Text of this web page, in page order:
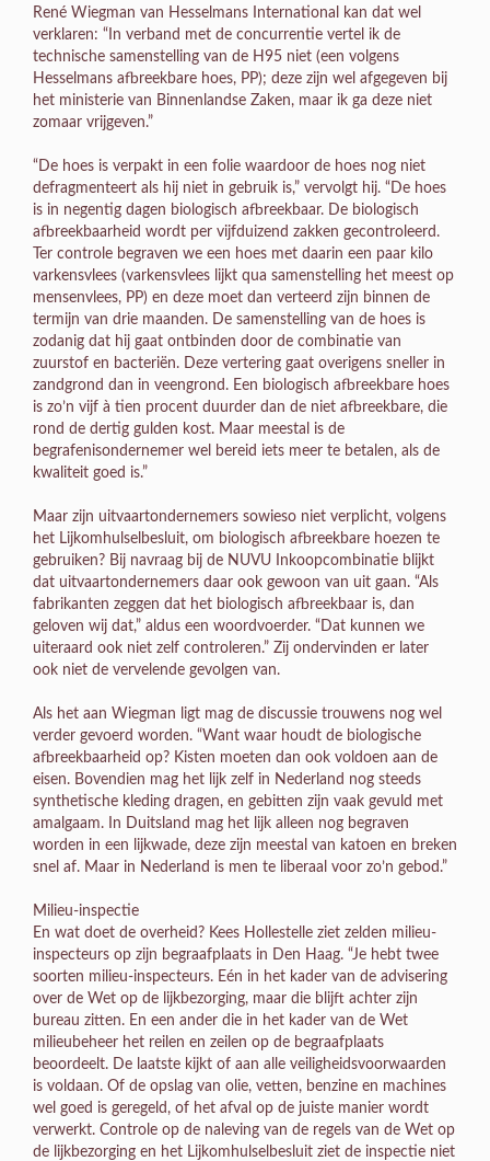
René Wiegman van Hesselmans International kan dat wel
verklaren: “In verband met de concurrentie vertel ik de
technische samenstelling van de H95 niet (een volgens
Hesselmans afbreekbare hoes, PP); deze zijn wel afgegeven bij
het ministerie van Binnenlandse Zaken, maar ik ga deze niet
zomaar vrijgeven.”
“De hoes is verpakt in een folie waardoor de hoes nog niet
defragmenteert als hij niet in gebruik is,” vervolgt hij. “De hoes
is in negentig dagen biologisch afbreekbaar. De biologisch
afbreekbaarheid wordt per vijfduizend zakken gecontroleerd.
Ter controle begraven we een hoes met daarin een paar kilo
varkensvlees (varkensvlees lijkt qua samenstelling het meest op
mensenvlees, PP) en deze moet dan verteerd zijn binnen de
termijn van drie maanden. De samenstelling van de hoes is
zodanig dat hij gaat ontbinden door de combinatie van
zuurstof en bacteriën. Deze vertering gaat overigens sneller in
zandgrond dan in veengrond. Een biologisch afbreekbare hoes
is zo’n vijf à tien procent duurder dan de niet afbreekbare, die
rond de dertig gulden kost. Maar meestal is de
begrafenisondernemer wel bereid iets meer te betalen, als de
kwaliteit goed is.”
Maar zijn uitvaartondernemers sowieso niet verplicht, volgens
het Lijkomhulselbesluit, om biologisch afbreekbare hoezen te
gebruiken? Bij navraag bij de NUVU Inkoopcombinatie blijkt
dat uitvaartondernemers daar ook gewoon van uit gaan. “Als
fabrikanten zeggen dat het biologisch afbreekbaar is, dan
geloven wij dat,” aldus een woordvoerder. “Dat kunnen we
uiteraard ook niet zelf controleren.” Zij ondervinden er later
ook niet de vervelende gevolgen van.
Als het aan Wiegman ligt mag de discussie trouwens nog wel
verder gevoerd worden. “Want waar houdt de biologische
afbreekbaarheid op? Kisten moeten dan ook voldoen aan de
eisen. Bovendien mag het lijk zelf in Nederland nog steeds
synthetische kleding dragen, en gebitten zijn vaak gevuld met
amalgaam. In Duitsland mag het lijk alleen nog begraven
worden in een lijkwade, deze zijn meestal van katoen en breken
snel af. Maar in Nederland is men te liberaal voor zo’n gebod.”
Milieu-inspectie
En wat doet de overheid? Kees Hollestelle ziet zelden milieu-
inspecteurs op zijn begraafplaats in Den Haag. “Je hebt twee
soorten milieu-inspecteurs. Eén in het kader van de advisering
over de Wet op de lijkbezorging, maar die blijft achter zijn
bureau zitten. En een ander die in het kader van de Wet
milieubeheer het reilen en zeilen op de begraafplaats
beoordeelt. De laatste kijkt of aan alle veiligheidsvoorwaarden
is voldaan. Of de opslag van olie, vetten, benzine en machines
wel goed is geregeld, of het afval op de juiste manier wordt
verwerkt. Controle op de naleving van de regels van de Wet op
de lijkbezorging en het Lijkomhulselbesluit ziet de inspectie niet